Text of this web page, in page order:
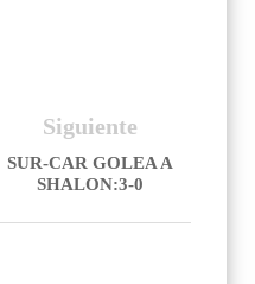
Siguiente
SUR-CAR GOLEA A
SHALON:3-0